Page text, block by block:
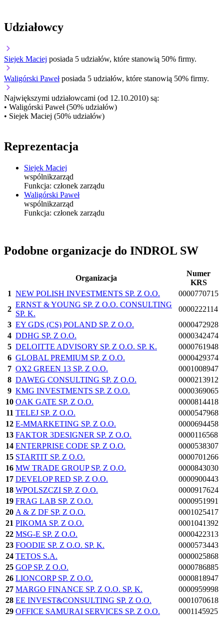
Udziałowcy
Siejek Maciej posiada 5 udziałów, które stanowią 50% firmy.
Waligórski Paweł posiada 5 udziałów, które stanowią 50% firmy.
Największymi udziałowcami (od 12.10.2010) są:
• Waligórski Paweł (50% udziałów)
• Siejek Maciej (50% udziałów)
Reprezentacja
Siejek Maciej
wspólnikzarząd
Funkcja: członek zarządu
Waligórski Paweł
wspólnikzarząd
Funkcja: członek zarządu
Podobne organizacje do INDROL SW
Organizacja
Numer
KRS
1 NEW POLISH INVESTMENTS SP. Z O.O.
0000770715
2
ERNST & YOUNG SP. Z O.O. CONSULTING
SP. K.
0000222114
3 EY GDS (CS) POLAND SP. Z O.O.
0000472928
4 DDHG SP. Z O.O.
0000342474
5 DELOITTE ADVISORY SP. Z O.O. SP. K.
0000761948
6 GLOBAL PREMIUM SP. Z O.O.
0000429374
7 OX2 GREEN 13 SP. Z O.O.
0001008947
8 DAWEG CONSULTING SP. Z O.O.
0000213912
9 KMG INVESTMENTS SP. Z O.O.
0000369065
10 OAK GATE SP. Z O.O.
0000814418
11 TELEJ SP. Z O.O.
0000547968
12 E-MMARKETING SP. Z O.O.
0000694458
13 FAKTOR 3DESIGNER SP. Z O.O.
0000116568
14 ENTERPRISE CODE SP. Z O.O.
0000538307
15 STARTIT SP. Z O.O.
0000701266
16 MW TRADE GROUP SP. Z O.O.
0000843030
17 DEVELOP RED SP. Z O.O.
0000900443
18 WPOLSZCZI SP. Z O.O.
0000917624
19 FRAG LAB SP. Z O.O.
0000951991
20 A & Z DF SP. Z O.O.
0001025417
21 PIKOMA SP. Z O.O.
0001041392
22 MSG-E SP. Z O.O.
0000422313
23 FOODIE SP. Z O.O. SP. K.
0000573443
24 TETOS S.A.
0000025868
25 GOP SP. Z O.O.
0000786885
26 LIONCORP SP. Z O.O.
0000818947
27 MARGO FINANCE SP. Z O.O. SP. K.
0000959998
28 EE INVEST&CONSULTING SP. Z O.O.
0001070618
29 OFFICE SAMURAI SERVICES SP. Z O.O. 0001145925